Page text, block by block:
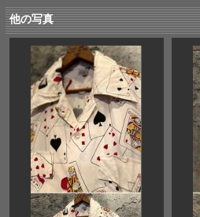
他の写真